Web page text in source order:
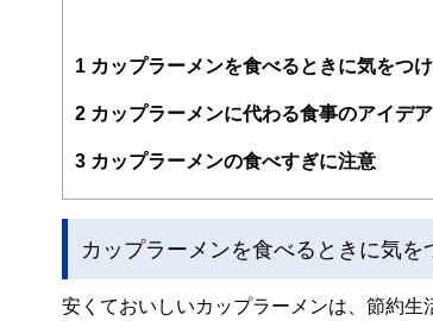
案から記事掲載まですべての工程に関わ
FinancialFieldの特徴は、ファイナンシャ
ー、公認会計士、社会保険労務士、行政
私たちは、快適でより良い生活のアイデ
1 カップラーメンを食べるときに気をつ
2 カップラーメンに代わる食事のアイデア
3 カップラーメンの食べすぎに注意
カップラーメンを食べるときに気を
安くておいしいカップラーメンは、節約